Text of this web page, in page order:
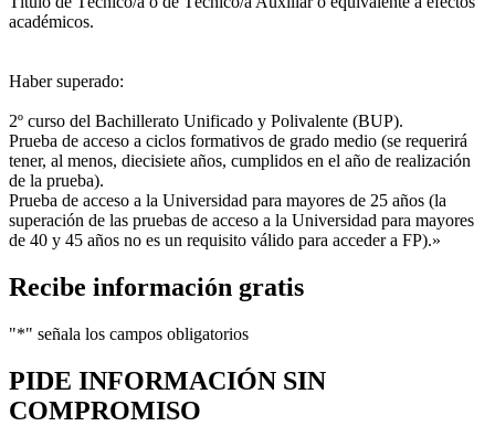
académicos.
Haber superado:
2º curso del Bachillerato Unificado y Polivalente (BUP).
Prueba de acceso a ciclos formativos de grado medio (se requerirá
tener, al menos, diecisiete años, cumplidos en el año de realización
de la prueba).
Prueba de acceso a la Universidad para mayores de 25 años (la
superación de las pruebas de acceso a la Universidad para mayores
de 40 y 45 años no es un requisito válido para acceder a FP).»
Recibe información gratis
"*" señala los campos obligatorios
PIDE INFORMACIÓN SIN
COMPROMISO